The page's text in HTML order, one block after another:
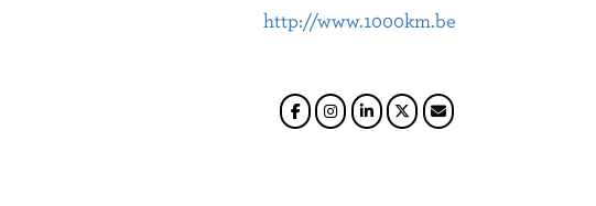
http://www.1000km.be